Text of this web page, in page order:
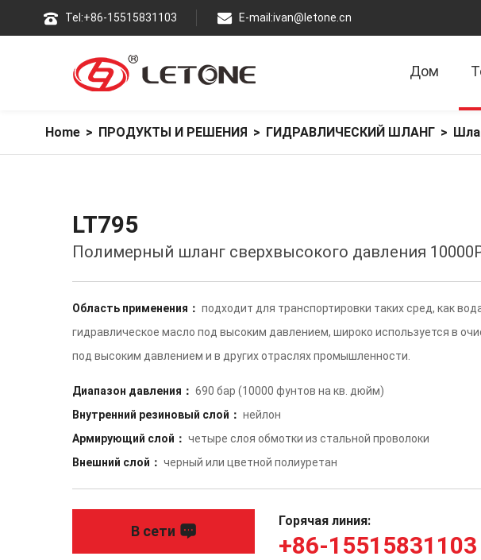
Теl:+86-15515831103 E-mail:ivan@letone.cn
Дом
Home > ПРОДУКТЫ И РЕШЕНИЯ > ГИДРАВЛИЧЕСКИЙ ШЛАНГ >
LT795
Полимерный шланг сверхвысокого давления
Область применения： подходит для транспортировки таких сред, как
гидравлическое масло под высоким давлением, широко используется в
под высоким давлением и в других отраслях промышленности.
Диапазон давления： 690 бар (10000 фунтов на кв. дюйм)
Внутренний резиновый слой： нейлон
Армирующий слой： четыре слоя обмотки из стальной проволоки
Внешний слой： черный или цветной полиуретан
В сети
Горячая линия:
+86-15515831103